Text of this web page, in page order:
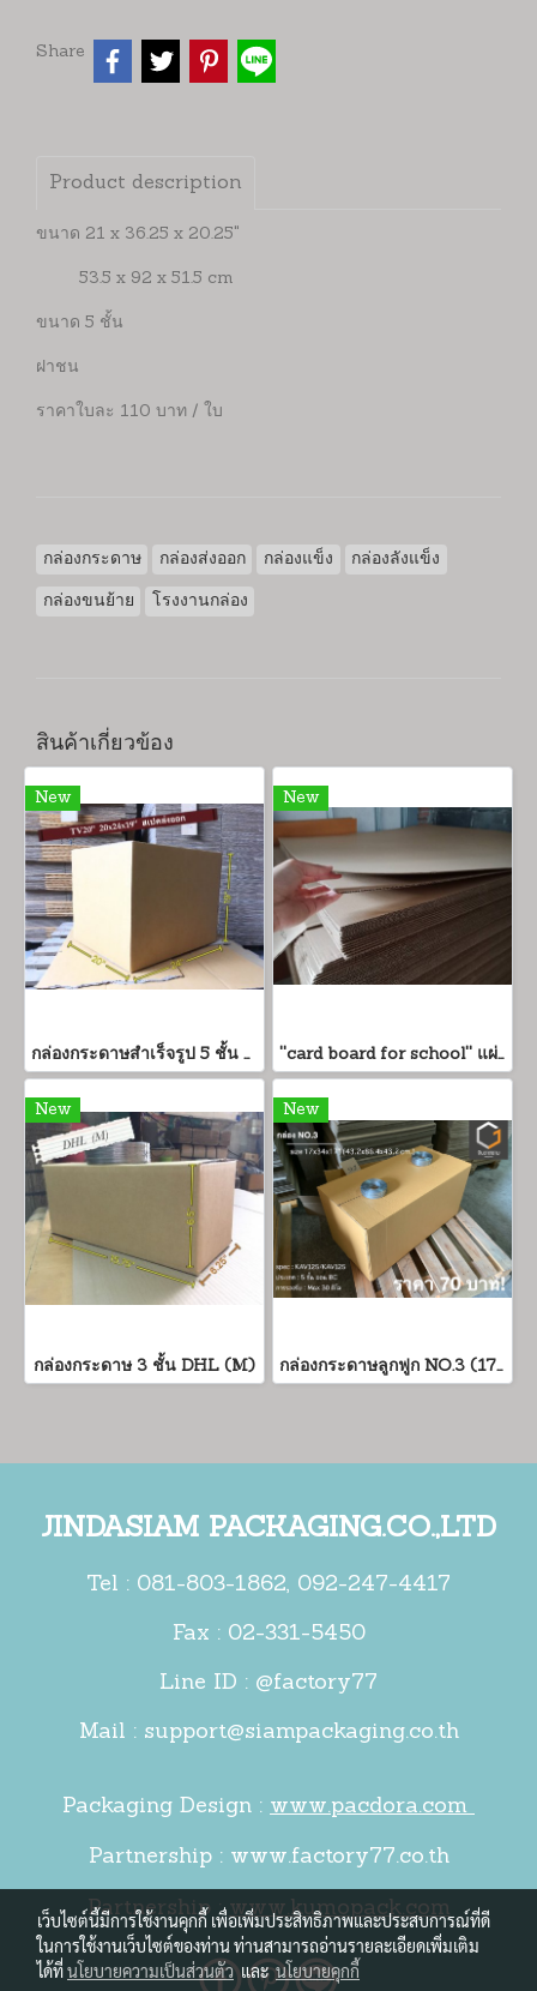
Share
Product description
ขนาด 21 x 36.25 x 20.25"
53.5 x 92 x 51.5 cm
ขนาด 5 ชั้น
ฝาชน
ราคาใบละ 110 บาท / ใบ
กล่องกระดาษ กล่องส่งออก กล่องแข็ง กล่องลังแข็ง
กล่องขนย้าย โรงงานกล่อง
สินค้าเกี่ยวข้อง
New
กล่องกระดาษสำเร็จรูป 5 ชั้น TV20" สเปคส่งออก แกรมเเข็ง
New
''card board for school'' แผ่นกระดาษลูกฟูกเพื่องานดีไซน์
New
กล่องกระดาษ 3 ชั้น DHL (M)
New
กล่องกระดาษลูกฟูก NO.3 (17x34x17")
JINDASIAM PACKAGING.CO.,LTD
Tel : 081-803-1862, 092-247-4417
Fax : 02-331-5450
Line ID : @factory77
Mail : support@siampackaging.co.th
Packaging Design : www.pacdora.com
Partnership : www.factory77.co.th
Partnership :www.kumopack.com
เว็บไซต์นี้มีการใช้งานคุกกี้ เพื่อเพิ่มประสิทธิภาพและประสบการณ์ที่ดี
ในการใช้งานเว็บไซต์ของท่าน ท่านสามารถอ่านรายละเอียดเพิ่มเติม
ได้ที่นโยบายความเป็นส่วนตัวและนโยบายคุกกี้